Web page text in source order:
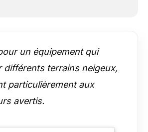
un équipement qui
différents terrains neigeux,
particulièrement aux
avertis.